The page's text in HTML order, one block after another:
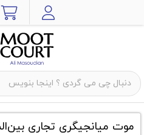
موت میانجیگری تجاری